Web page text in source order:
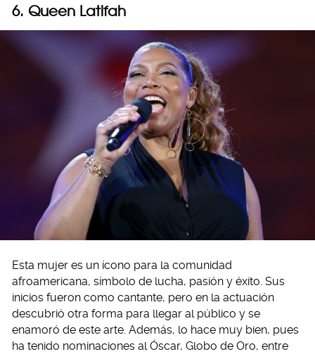
6. Queen Latifah
Esta mujer es un ícono para la comunidad
afroamericana, símbolo de lucha, pasión y éxito. Sus
inicios fueron como cantante, pero en la actuación
descubrió otra forma para llegar al público y se
enamoró de este arte. Además, lo hace muy bien, pues
ha tenido nominaciones al Óscar, Globo de Oro, entre